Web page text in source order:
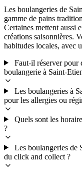
Les boulangeries de
gamme de pains
Certaines mettent aussi
créations saisonnières.
habitudes locales, avec
Faut-il réserver pour
boulangerie à Saint-
Les boulangeries à
pour les allergies ou
Quels sont les
?
Les boulangeries de
du click and collect ?